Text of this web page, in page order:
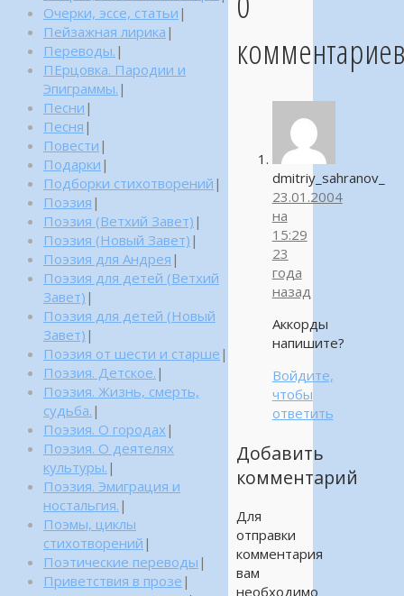
dmitriy_sahranov_
23.01.2004
на
15:29
23
года
назад
Аккорды
напишите?
Войдите,
чтобы
ответить
Добавить
комментарий
Для
отправки
комментария
вам
необходимо
Очерки, эссе, статьи |
Пейзажная лирика |
Переводы. |
ПЕрцовка. Пародии и
Эпиграммы. |
Песни |
Песня |
Повести |
Подарки |
Подборки стихотворений |
Поэзия |
Поэзия (Ветхий Завет) |
Поэзия (Новый Завет) |
Поэзия для Андрея |
Поэзия для детей (Ветхий
Завет) |
Поэзия для детей (Новый
Завет) |
Поэзия от шести и старше |
Поэзия. Детское. |
Поэзия. Жизнь, смерть,
судьба. |
Поэзия. О городах |
Поэзия. О деятелях
культуры. |
Поэзия. Эмиграция и
ностальгия. |
Поэмы, циклы
стихотворений |
Поэтические переводы |
Приветствия в прозе |